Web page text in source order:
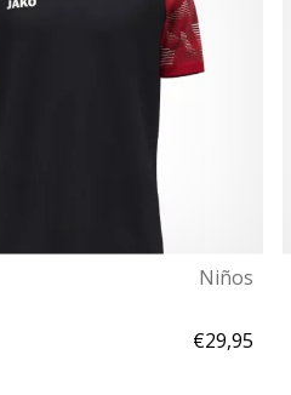
Niños
€29,95